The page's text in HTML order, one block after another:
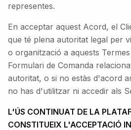
representes.
En acceptar aquest Acord, el
que té plena autoritat legal per
o organització a aquests
Formulari de Comanda
autoritat, o si no estàs d'acord
no has d'utilitzar ni accedir als
L'ÚS CONTINUAT DE LA
CONSTITUEIX L'ACCEPTACIÓ